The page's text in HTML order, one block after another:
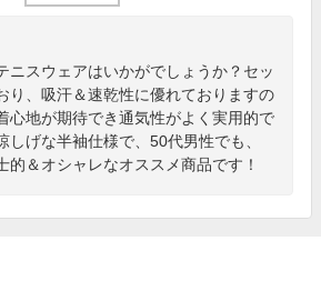
ニスウェアはいかがでしょうか？セッ
り、吸汗＆速乾性に優れておりますの
心地が期待でき通気性がよく実用的で
しげな半袖仕様で、50代男性でも、
的＆オシャレなオススメ商品です！